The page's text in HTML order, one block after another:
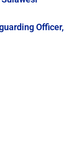
Officer,